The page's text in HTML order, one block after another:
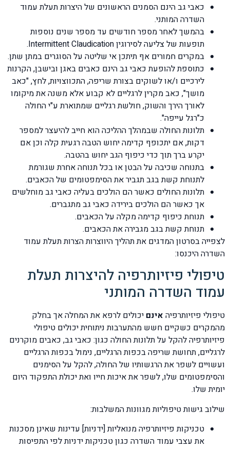
כאבי גב הינם הסמנים הראשונים של היצרות תעלת עמוד
השדרה המותני.
בהמשך לאחר מספר חודשים עד מספר שנים נוספות
תופעות של צליעה לסירוגין Intermittent Claudication.
במקרים חמורים אף תיתכן אי שליטה על הסוגרים במתן שתן.
כתוספת להופעת כאבי גב הינם כאבים באגן ובישבן, הקרנות
לירכיים ו/או לשוקים בצורת שריפה, התכווצויות, לחץ, "כאב
מושך", כאב מקרין לרגליים לא קבוע אלא משנה את מיקומו
לאורך הירך והשוק, חולשת רגליים שמתוארת ע"י החולה
כ"רגל עייפה".
תלונות החולה שבמהלך ההליכה הוא חייב להיעצר למספר
דקות, אם יתכופף קדימה יחוש הטבה רגעית קלה וכן אם
יקרע ברך תוך כדי כיפוף הגב יחוש בהטבה.
בתנוחה שכיבה על הבטן או בכל תנוחה אחרת שגורמת
לתנוחת קשת בגב תגביר את הסימפטומים של הכאבים.
תלונות החולים כאשר הם הולכים בעליה כאבי גב מוחלשים
אך כאשר הם הולכים בירידה כאבי גב מתגברים.
תנוחת כיפוף קדימה מקלה על הכאבים.
תנוחת קשת בגב מגבירה את הכאבים.
לצפייה בסרטון המדגים את תהליך היווצרות הצרות תעלת עמוד
השדרה היכנסו:
טיפולי פיזיותרפיה להיצרות תעלת
עמוד השדרה המותני
טיפולי פיזיותרפיה אינם יכולים לרפא את המחלה אך בחלק
מהמקרים כשקיים חשש מהתערבות ניתוחית יכולים טיפולי
פיזיותרפיה להקל על תלונות החולה כגון: כאבי גב, כאבים מוקרנים
לרגליים, תחושת שריפה בכפות הרגליים, נימול בכפות הרגליים
ועשויים לשפר את הרגשותיו של החולה, להקל על הסימנים
והסימפטומים שלו, לשפר את איכות חייו ואת יכולת התפקוד היום
יומית שלו.
שילוב גישות טיפוליות מגוונות המשלבות:
טכניקות פיזיותרפיה מנואליות [ידניות] עדינות שאינן מסכנות
את עצבי עמוד השדרה כגון טכניקות ידניות לפי התפיסות